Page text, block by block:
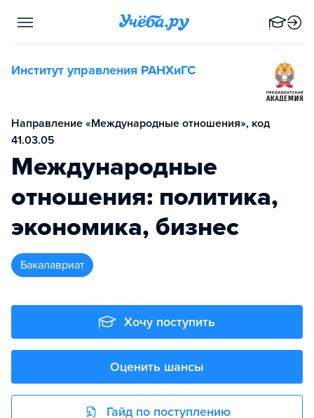
Институт управления РАНХиГС
Направление «Международные отношения», код
41.03.05
Международные
отношения: политика,
экономика, бизнес
бакалавриат
Хочу поступить
Оценить шансы
Гайд по поступлению